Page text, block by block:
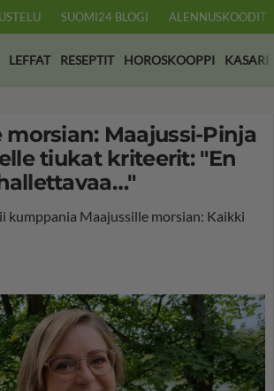
SUOMI24 BLOGI ALENNUSKOODIT
LEFFAT RESEPTIT HOROSKOOPPI KASARI
morsian: Maajussi-Pinja
tiukat kriteerit: "En
kumppania Maajussille morsian: Kaikki